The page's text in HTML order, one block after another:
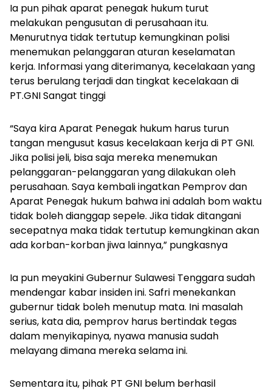
Ia pun pihak aparat penegak hukum turut
melakukan pengusutan di perusahaan itu.
Menurutnya tidak tertutup kemungkinan polisi
menemukan pelanggaran aturan keselamatan
kerja. Informasi yang diterimanya, kecelakaan yang
terus berulang terjadi dan tingkat kecelakaan di
PT.GNI Sangat tinggi
“Saya kira Aparat Penegak hukum harus turun
tangan mengusut kasus kecelakaan kerja di PT GNI.
Jika polisi jeli, bisa saja mereka menemukan
pelanggaran-pelanggaran yang dilakukan oleh
perusahaan. Saya kembali ingatkan Pemprov dan
Aparat Penegak hukum bahwa ini adalah bom waktu
tidak boleh dianggap sepele. Jika tidak ditangani
secepatnya maka tidak tertutup kemungkinan akan
ada korban-korban jiwa lainnya,” pungkasnya
Ia pun meyakini Gubernur Sulawesi Tenggara sudah
mendengar kabar insiden ini. Safri menekankan
gubernur tidak boleh menutup mata. Ini masalah
serius, kata dia, pemprov harus bertindak tegas
dalam menyikapinya, nyawa manusia sudah
melayang dimana mereka selama ini.
Sementara itu, pihak PT GNI belum berhasil